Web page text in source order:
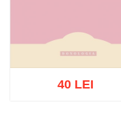
40 LEI